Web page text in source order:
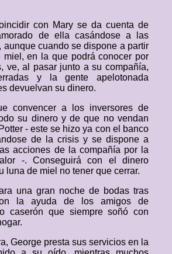
con Mary se da cuenta de
de ella casándose a las
aunque cuando se dispone a partir
miel, en la que podrá conocer por
ve, al pasar junto a su compañía,
y la gente apelotonada
devuelvan su dinero.
convencer a los inversores de
su dinero y de que no vendan
- este se hizo ya con el banco
de la crisis y se dispone a
acciones de la compañía por la
-. Conseguirá con el dinero
luna de miel no tener que cerrar.
una gran noche de bodas tras
la ayuda de los amigos de
caserón que siempre soñó con
George presta sus servicios en la